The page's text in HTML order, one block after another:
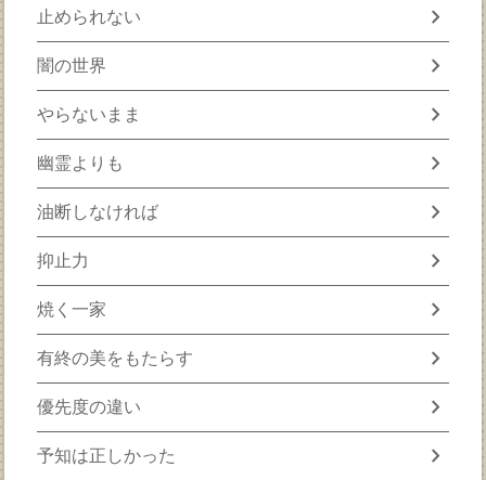
止められない chevron_right
闇の世界 chevron_right
やらないまま chevron_right
幽霊よりも chevron_right
油断しなければ chevron_right
抑止力 chevron_right
焼く一家 chevron_right
有終の美をもたらす chevron_right
優先度の違い chevron_right
予知は正しかった chevron_right